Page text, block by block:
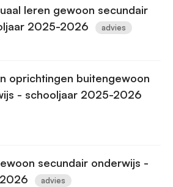
leren gewoon secundair
2025-2026
advies
oprichtingen buitengewoon
- schooljaar 2025-2026
secundair onderwijs -
advies